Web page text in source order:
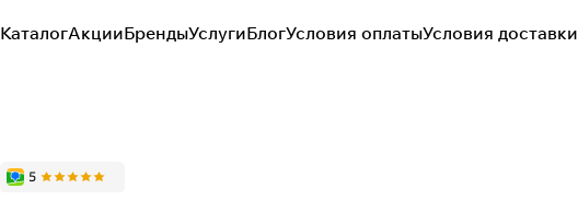
КаталогАкцииБрендыУслугиБлогУсловия оплатыУсловия доставки